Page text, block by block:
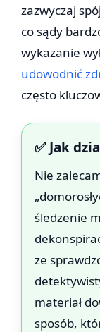
zazwyczaj
co sądy
wykazanie
udowodnić
często
✅ Jak
Nie
śledzenie
ze
materiał
sposób,